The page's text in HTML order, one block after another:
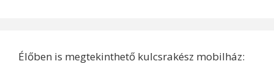
Élőben is megtekinthető kulcsrakész mobilház: